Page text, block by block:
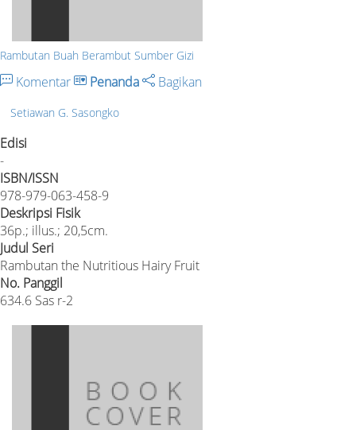
Rambutan Buah Berambut Sumber Gizi
Komentar Penanda Bagikan
Setiawan G. Sasongko
Edisi
-
ISBN/ISSN
978-979-063-458-9
Deskripsi Fisik
36p.; illus.; 20,5cm.
Judul Seri
Rambutan the Nutritious Hairy Fruit
No. Panggil
634.6 Sas r-2